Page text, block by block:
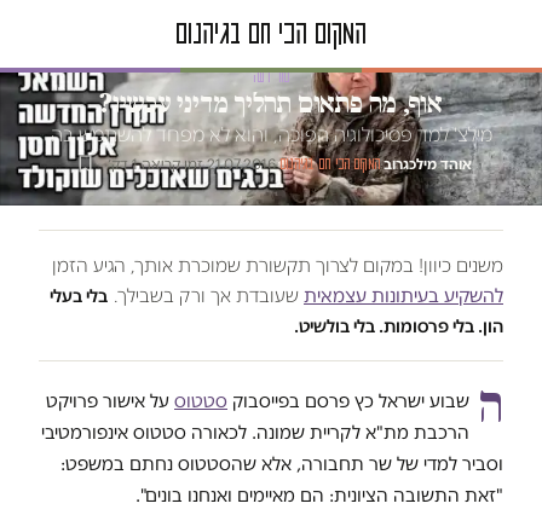
טור דעה
אוף, מה פתאום תהליך מדיני עכשיו?
מילצ' למד פסיכולוגיה הפוכה, והוא לא מפחד להשתמש בה
אוהד מילכגרוב·המקום הכי חם בגיהנום·
21.07.2016
·זמן קריאה 1 דק׳
משנים כיוון! במקום לצרוך תקשורת שמוכרת אותך, הגיע הזמן
להשקיע בעיתונות עצמאית שעובדת אך ורק בשבילך. בלי בעלי
הון. בלי פרסומות. בלי בולשיט.
ה שבוע ישראל כץ פרסם בפייסבוק סטטוס על אישור פרויקט
הרכבת מת"א לקריית שמונה. לכאורה סטטוס אינפורמטיבי
וסביר למדי של שר תחבורה, אלא שהסטטוס נחתם במשפט:
"זאת התשובה הציונית: הם מאיימים ואנחנו בונים".